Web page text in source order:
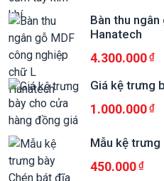
Bàn thu
Hanatech
4.300.000
Giá kệ trưng
1.000.000
Mẫu kệ trưng
450.000